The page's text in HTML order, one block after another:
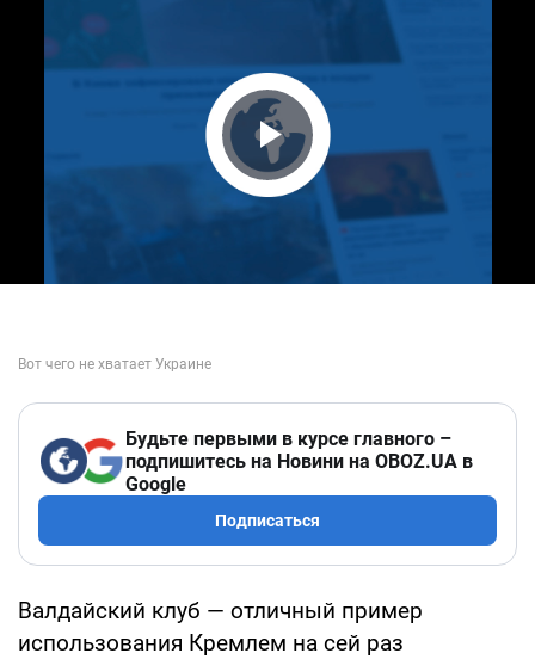
Play Video
Будьте первыми в курсе главного –
подпишитесь на Новини на OBOZ.UA в
Google
Подписаться
Валдайский клуб — отличный пример
использования Кремлем на сей раз